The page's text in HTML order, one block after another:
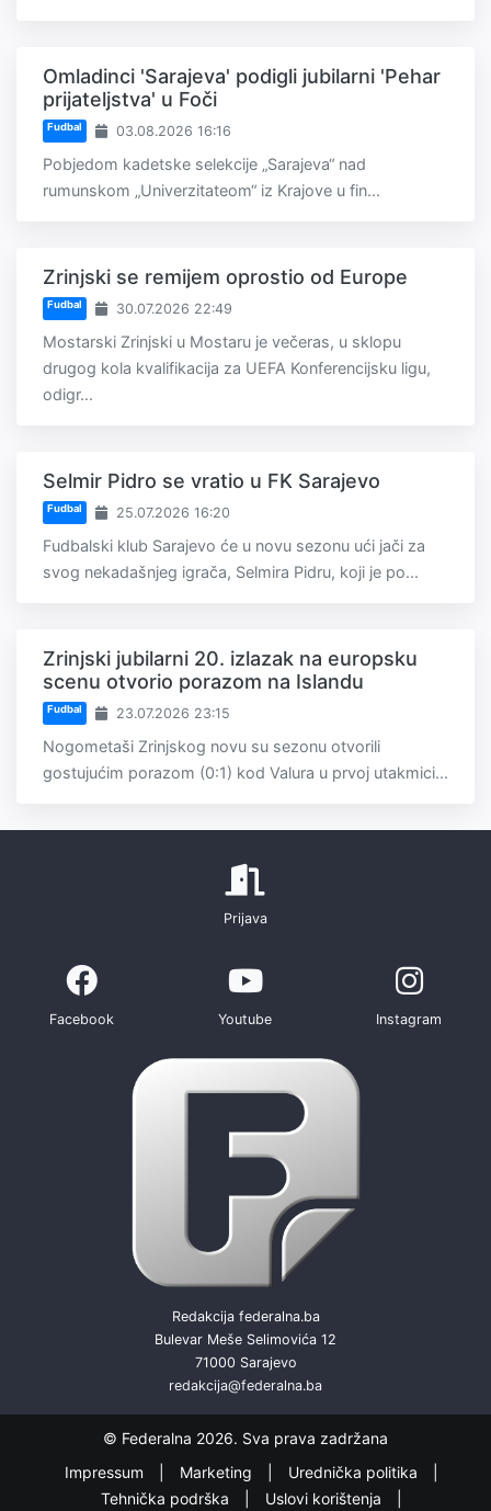
Omladinci 'Sarajeva' podigli jubilarni 'Pehar
prijateljstva' u Foči
Fudbal 03.08.2026 16:16
Pobjedom kadetske selekcije „Sarajeva“ nad
rumunskom „Univerzitateom“ iz Krajove u fin...
Zrinjski se remijem oprostio od Europe
Fudbal 30.07.2026 22:49
Mostarski Zrinjski u Mostaru je večeras, u sklopu
drugog kola kvalifikacija za UEFA Konferencijsku ligu,
odigr...
Selmir Pidro se vratio u FK Sarajevo
Fudbal 25.07.2026 16:20
Fudbalski klub Sarajevo će u novu sezonu ući jači za
svog nekadašnjeg igrača, Selmira Pidru, koji je po...
Zrinjski jubilarni 20. izlazak na europsku
scenu otvorio porazom na Islandu
Fudbal 23.07.2026 23:15
Nogometaši Zrinjskog novu su sezonu otvorili
gostujućim porazom (0:1) kod Valura u prvoj utakmici...
Prijava
Facebook Youtube Instagram
Redakcija federalna.ba
Bulevar Meše Selimovića 12
71000 Sarajevo
redakcija@federalna.ba
© Federalna 2026. Sva prava zadržana
Impressum
Marketing
Urednička politika
Tehnička podrška
Uslovi korištenja